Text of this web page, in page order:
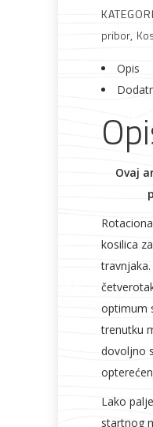
pribor,
Opis
Ovaj
kosilica
optimum
trenutku
dovoljno
Lako
startnog